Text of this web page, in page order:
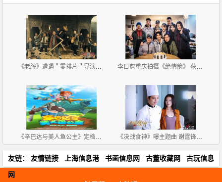
《老腔》遭遇＂零排片＂导演呼吁关注文艺片生存难 李日詹重庆拍摄《绝情箭》 获剧组惊喜庆生
《辛巴达与美人鱼公主》定档12月31日 《决战食神》曝主题曲 谢霆锋携英皇群星起来High
友链： 友情链接 上海信息港 书画信息网 古董收藏网 古玩信息
网